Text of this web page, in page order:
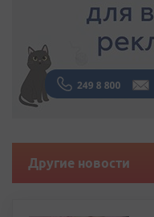
Другие новости